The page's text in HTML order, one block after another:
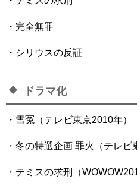
・完全無罪
・シリウスの反証
ドラマ化
・雪冤（テレビ東京2010年）
・冬の特選企画 罪火（テレビ
・テミスの求刑（